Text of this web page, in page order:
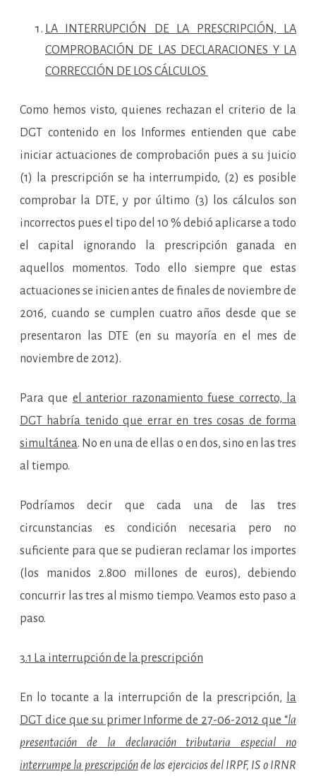
LA INTERRUPCIÓN DE LA PRESCRIPCIÓN, LA
COMPROBACIÓN DE LAS DECLARACIONES Y LA
CORRECCIÓN DE LOS CÁLCULOS
Como hemos visto, quienes rechazan el criterio de la
DGT contenido en los Informes entienden que cabe
iniciar actuaciones de comprobación pues a su juicio
(1) la prescripción se ha interrumpido, (2) es posible
comprobar la DTE, y por último (3) los cálculos son
incorrectos pues el tipo del 10 % debió aplicarse a todo
el capital ignorando la prescripción ganada en
aquellos momentos. Todo ello siempre que estas
actuaciones se inicien antes de finales de noviembre de
2016, cuando se cumplen cuatro años desde que se
presentaron las DTE (en su mayoría en el mes de
noviembre de 2012).
Para que el anterior razonamiento fuese correcto, la
DGT habría tenido que errar en tres cosas de forma
simultánea. No en una de ellas o en dos, sino en las tres
al tiempo.
Podríamos decir que cada una de las tres
circunstancias es condición necesaria pero no
suficiente para que se pudieran reclamar los importes
(los manidos 2.800 millones de euros), debiendo
concurrir las tres al mismo tiempo. Veamos esto paso a
paso.
3.1 La interrupción de la prescripción
En lo tocante a la interrupción de la prescripción,
la
DGT dice que su primer Informe de 27-06-2012 que “la
presentación de la declaración tributaria especial no
interrumpe la prescripciónde los ejercicios del IRPF, IS o IRNR